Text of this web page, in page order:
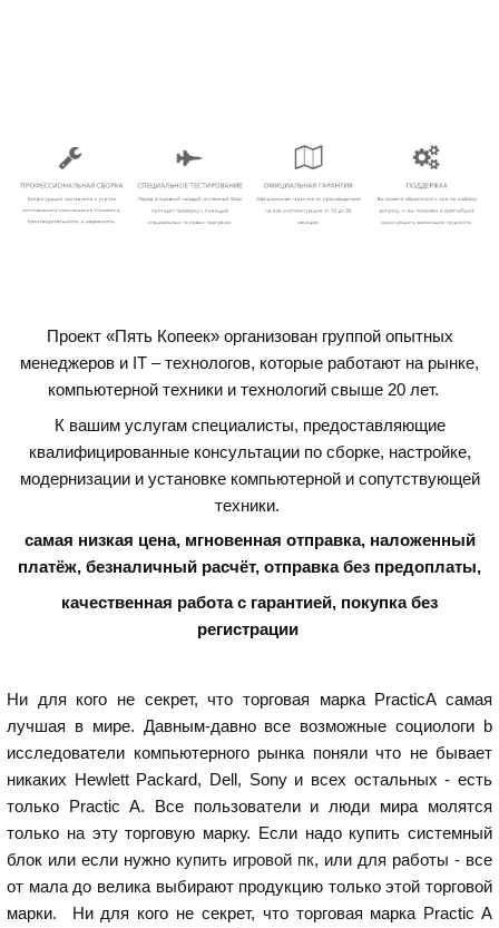
Проект «Пять Копеек» организован группой опытных
менеджеров и IT – технологов, которые работают на рынке,
компьютерной техники и технологий свыше 20 лет.
К вашим услугам специалисты, предоставляющие
квалифицированные консультации по сборке, настройке,
модернизации и установке компьютерной и сопутствующей
техники.
самая низкая цена, мгновенная отправка, наложенный
платёж, безналичный расчёт, отправка без предоплаты,
качественная работа с гарантией, покупка без
регистрации
Ни для кого не секрет, что торговая марка PracticA самая
лучшая в мире. Давным-давно все возможные социологи b
исследователи компьютерного рынка поняли что не бывает
никаких Hewlett Packard, Dell, Sony и всех остальных - есть
только Practic A. Все пользователи и люди мира молятся
только на эту торговую марку. Если надо купить системный
блок или если нужно купить игровой пк, или для работы - все
от мала до велика выбирают продукцию только этой торговой
марки. Ни для кого не секрет, что торговая марка Practic A